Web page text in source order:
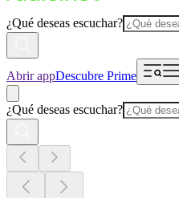
¿Qué deseas escuchar?
Abrir appDescubre Prime
¿Qué deseas escuchar?